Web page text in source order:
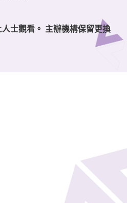
士觀看。 主辦機構保留更換